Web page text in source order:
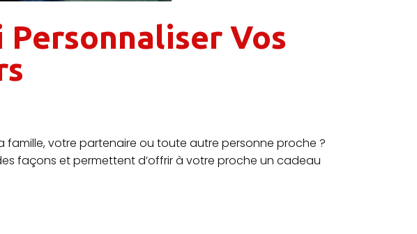
Personnaliser Vos
votre partenaire ou toute autre personne proche ?
façons et permettent d’offrir à votre proche un cadeau